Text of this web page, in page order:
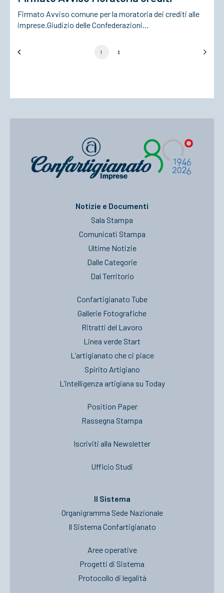
Firmato Avviso comune per la moratoria dei crediti alle
imprese.Giudizio delle Confederazioni…
1 2
Notizie e Documenti
Sala Stampa
Comunicati Stampa
Ultime Notizie
Dalle Categorie
Dal Territorio
Confartigianato Tube
Gallerie Fotografiche
Ritratti del Lavoro
Linea verde Start
L’artigianato che ci piace
Spirito Artigiano
L’intelligenza artigiana su Today
Position Paper
Rassegna Stampa
Iscriviti alla Newsletter
Ufficio Studi
Il Sistema
Organigramma Sede Nazionale
Il Sistema Confartigianato
Aree operative
Progetti di Sistema
Protocollo di legalità